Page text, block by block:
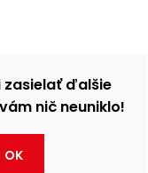
zasielať ďalšie
nič neuniklo!
OK